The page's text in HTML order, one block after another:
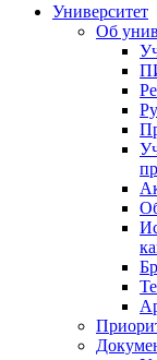
Университет
Об